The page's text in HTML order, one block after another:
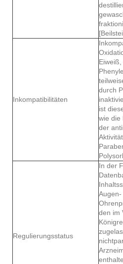
Inkompatibilitäten
Eiweiß,
durch
ist
wie die
der
Regulierungsstatus
In der
Augen-
den im